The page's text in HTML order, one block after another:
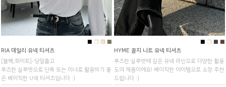
RIA 데일리 유넥 티셔츠
[블랙,화이트]-당일출고
루즈한 실루엣으로 단독 또는 이너로 활용하기 좋
은 베이직한 U넥 티셔츠입니다 :)
HYME 골지 니트 유넥 티셔츠
루즈한 실루엣에 깊은 유넥 라인으로 다양한 활용
도의 제품이에요! 베이직한 아이템으로 소장 추천
드립니다 :)